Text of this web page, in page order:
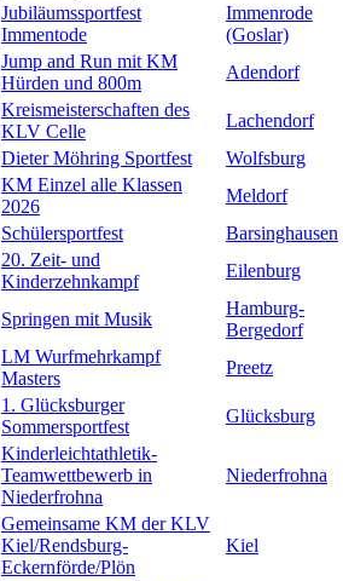
Jubiläumssportfest
Immentode
Immenrode
(Goslar)
Jump and Run mit KM
Hürden und 800m
Adendorf
Kreismeisterschaften des
KLV Celle
Lachendorf
Dieter Möhring Sportfest
Wolfsburg
KM Einzel alle Klassen
2026
Meldorf
Schülersportfest
Barsinghausen
20. Zeit- und
Kinderzehnkampf
Eilenburg
Springen mit Musik
Hamburg-
Bergedorf
LM Wurfmehrkampf
Masters
Preetz
1. Glücksburger
Sommersportfest
Glücksburg
Kinderleichtathletik-
Teamwettbewerb in
Niederfrohna
Niederfrohna
Gemeinsame KM der KLV
Kiel/Rendsburg-
Eckernförde/Plön
Kiel